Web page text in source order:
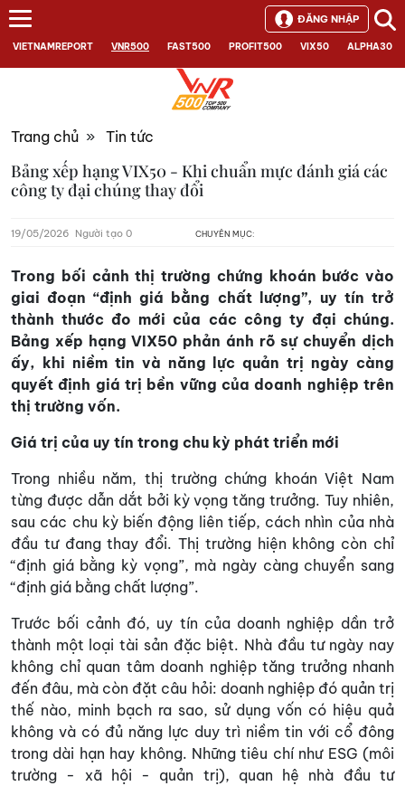
VIETNAMREPORT VNR500 FAST500 PROFIT500 VIX50 ALPHA30
ĐĂNG NHẬP
Trang chủ » Tin tức
Bảng xếp hạng VIX50 - Khi chuẩn mực đánh giá các
công ty đại chúng thay đổi
19/05/2026 Người tạo 0 CHUYÊN MỤC:
Trong bối cảnh thị trường chứng khoán bước vào
giai đoạn “định giá bằng chất lượng”, uy tín trở
thành thước đo mới của các công ty đại chúng.
Bảng xếp hạng VIX50 phản ánh rõ sự chuyển dịch
ấy, khi niềm tin và năng lực quản trị ngày càng
quyết định giá trị bền vững của doanh nghiệp trên
thị trường vốn.
Giá trị của uy tín trong chu kỳ phát triển mới
Trong nhiều năm, thị trường chứng khoán Việt Nam
từng được dẫn dắt bởi kỳ vọng tăng trưởng. Tuy nhiên,
sau các chu kỳ biến động liên tiếp, cách nhìn của nhà
đầu tư đang thay đổi. Thị trường hiện không còn chỉ
“định giá bằng kỳ vọng”, mà ngày càng chuyển sang
“định giá bằng chất lượng”.
Trước bối cảnh đó, uy tín của doanh nghiệp dần trở
thành một loại tài sản đặc biệt. Nhà đầu tư ngày nay
không chỉ quan tâm doanh nghiệp tăng trưởng nhanh
đến đâu, mà còn đặt câu hỏi: doanh nghiệp đó quản trị
thế nào, minh bạch ra sao, sử dụng vốn có hiệu quả
không và có đủ năng lực duy trì niềm tin với cổ đông
trong dài hạn hay không. Những tiêu chí như ESG (môi
trường - xã hội - quản trị), quan hệ nhà đầu tư